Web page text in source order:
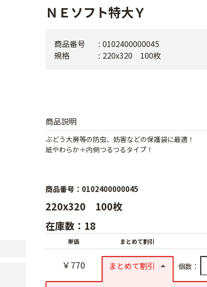
ＮＥソフト特大Ｙ
商品説明
ぶどう大房等の防虫、妨害などの保護袋に最適！
紙やわらか＋内側つるつるタイプ！
商品番号
0102400000045
規格
220x320 100枚
商品番号：0102400000045
220x320 100枚
在庫数：18
単価 まとめて割引
￥770 まとめて割引 個数：